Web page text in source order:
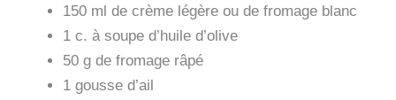
150 ml de crème légère ou de fromage blanc
1 c. à soupe d’huile d’olive
50 g de fromage râpé
1 gousse d’ail